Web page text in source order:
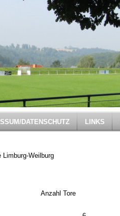
DATENSCHUTZ LINKS
Weilburg
Anzahl Tore